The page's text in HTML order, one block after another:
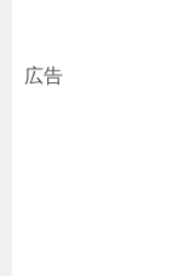
広告